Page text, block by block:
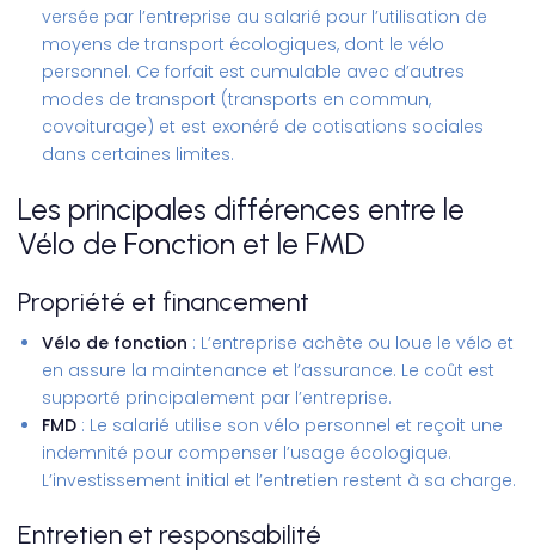
versée par l’entreprise au salarié pour l’utilisation de
moyens de transport écologiques, dont le vélo
personnel. Ce forfait est cumulable avec d’autres
modes de transport (transports en commun,
covoiturage) et est exonéré de cotisations sociales
dans certaines limites.
Les principales différences entre le
Vélo de Fonction et le FMD
Propriété et financement
Vélo de fonction : L’entreprise achète ou loue le vélo et
en assure la maintenance et l’assurance. Le coût est
supporté principalement par l’entreprise.
FMD : Le salarié utilise son vélo personnel et reçoit une
indemnité pour compenser l’usage écologique.
L’investissement initial et l’entretien restent à sa charge.
Entretien et responsabilité